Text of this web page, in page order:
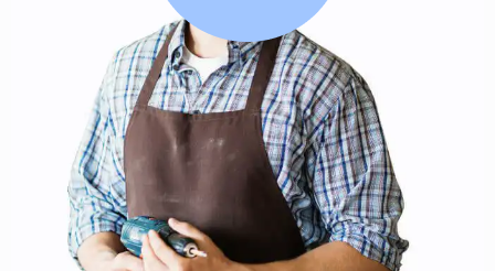
Заявка на вызов мастера
✔️ Согласен (-на) с политикой
конфиденциальности*. Перезвоним в течение
Оперативныйвыезд